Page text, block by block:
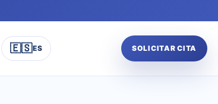
🇪🇸ES SOLICITAR CITA